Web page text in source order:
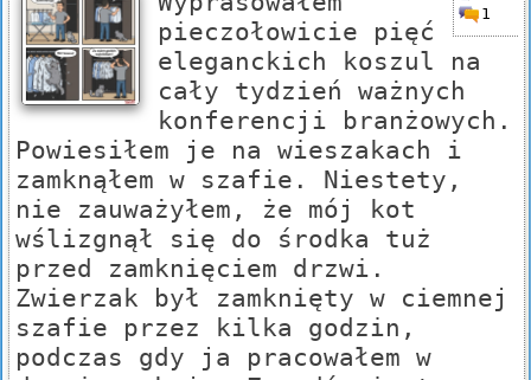
1
pieczołowicie pięć
eleganckich koszul na
cały tydzień ważnych
konferencji branżowych.
Powiesiłem je na wieszakach i
zamknąłem w szafie. Niestety,
nie zauważyłem, że mój kot
wślizgnął się do środka tuż
przed zamknięciem drzwi.
Zwierzak był zamknięty w ciemnej
szafie przez kilka godzin,
podczas gdy ja pracowałem w